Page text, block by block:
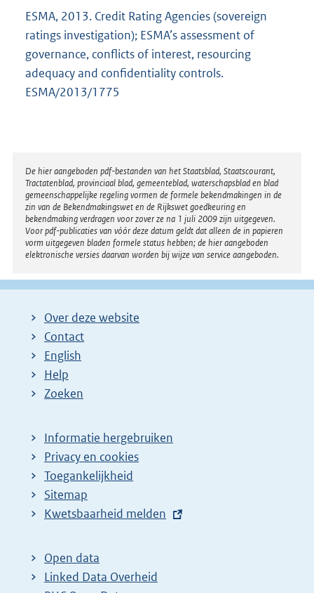
ESMA, 2013. Credit Rating Agencies (sovereign
ratings investigation); ESMA’s assessment of
governance, conflicts of interest, resourcing
adequacy and confidentiality controls.
ESMA/2013/1775
Disclaimer
De hier aangeboden pdf-bestanden van het Staatsblad, Staatscourant,
Tractatenblad, provinciaal blad, gemeenteblad, waterschapsblad en blad
gemeenschappelijke regeling vormen de formele bekendmakingen in de
zin van de Bekendmakingswet en de Rijkswet goedkeuring en
bekendmaking verdragen voor zover ze na 1 juli 2009 zijn uitgegeven.
Voor pdf-publicaties van vóór deze datum geldt dat alleen de in papieren
vorm uitgegeven bladen formele status hebben; de hier aangeboden
elektronische versies daarvan worden bij wijze van service aangeboden.
Over deze website
Contact
English
Help
Zoeken
Informatie hergebruiken
Privacy en cookies
Toegankelijkheid
Sitemap
E
t
e
r
Kwetsbaarheid melden
Open data
Linked Data Overheid